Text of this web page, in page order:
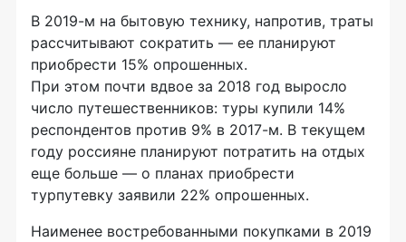
В 2019-м на бытовую технику, напротив, траты
рассчитывают сократить — ее планируют
приобрести 15% опрошенных.
При этом почти вдвое за 2018 год выросло
число путешественников: туры купили 14%
респондентов против 9% в 2017-м. ​В текущем
году россияне планируют потратить на отдых
еще больше — о планах приобрести
турпутевку заявили 22% опрошенных.
Наименее востребованными покупками в 2019